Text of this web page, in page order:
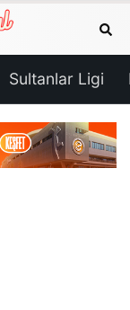
Sultanlar Ligi